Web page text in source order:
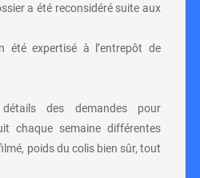
a été reconsidéré suite aux
été expertisé à l’entrepôt de
des demandes pour
chaque semaine différentes
poids du colis bien sûr, tout